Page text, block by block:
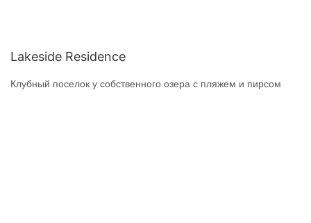
Lakeside Residence
Клубный поселок у собственного озера с пляжем и пирсом